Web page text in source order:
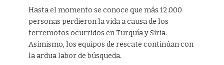
Hasta el momento se conoce que más 12.000
personas perdieron la vida a causa de los
terremotos ocurridos en Turquía y Siria.
Asimismo, los equipos de rescate continúan con
la ardua labor de búsqueda.